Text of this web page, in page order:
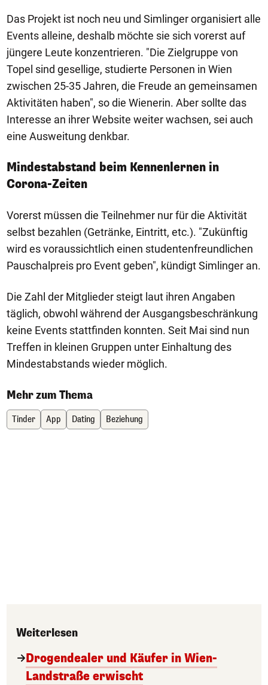
Das Projekt ist noch neu und Simlinger organisiert alle
Events alleine, deshalb möchte sie sich vorerst auf
jüngere Leute konzentrieren. "Die Zielgruppe von
Topel sind gesellige, studierte Personen in Wien
zwischen 25-35 Jahren, die Freude an gemeinsamen
Aktivitäten haben", so die Wienerin. Aber sollte das
Interesse an ihrer Website weiter wachsen, sei auch
eine Ausweitung denkbar.
Mindestabstand beim Kennenlernen in
Corona-Zeiten
Vorerst müssen die Teilnehmer nur für die Aktivität
selbst bezahlen (Getränke, Eintritt, etc.). "Zukünftig
wird es voraussichtlich einen studentenfreundlichen
Pauschalpreis pro Event geben", kündigt Simlinger an.
Die Zahl der Mitglieder steigt laut ihren Angaben
täglich, obwohl während der Ausgangsbeschränkung
keine Events stattfinden konnten. Seit Mai sind nun
Treffen in kleinen Gruppen unter Einhaltung des
Mindestabstands wieder möglich.
Mehr zum Thema
Tinder App Dating Beziehung
Weiterlesen
Drogendealer und Käufer in Wien-
Landstraße erwischt